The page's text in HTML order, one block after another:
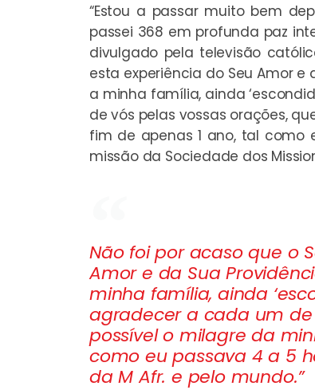
“Estou a passar muito bem
passei 368 em profunda paz
divulgado pela televisão
esta experiência do Seu Amor e
a minha família, ainda
de vós pelas vossas orações,
fim de apenas 1 ano, tal como
missão da Sociedade dos
Não foi por acaso que o
Amor e da Sua
minha família, ainda
agradecer a cada um de
possível o milagre da
como eu passava 4 a 5
da M Afr. e pelo mundo.”